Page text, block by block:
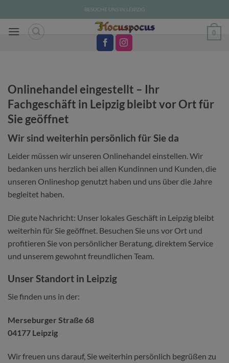
Inhalt
springen
BESUCHE UNS IN LEIPZIG
0
Onlinehandel eingestellt – Ihr
Fachgeschäft in Leipzig bleibt vor Ort für
Sie geöffnet
Wir sind weiterhin persönlich für Sie da
Leider müssen wir unseren Onlinehandel einstellen. Wir
bedanken uns herzlich bei allen Kundinnen und Kunden, die
unseren Onlineshop genutzt haben und uns über die Jahre
begleitet haben.
Die gute Nachricht: Unser lokales Geschäft in Leipzig bleibt
weiterhin für Sie geöffnet. Besuchen Sie uns vor Ort und
profitieren Sie von persönlicher Beratung, direktem Service
und unserem gewohnt freundlichen Team.
Unser Standort in Leipzig
Sie finden uns in der:
Merseburger Straße 68
04177 Leipzig
Wir freuen uns darauf, Sie weiterhin persönlich begrüßen zu